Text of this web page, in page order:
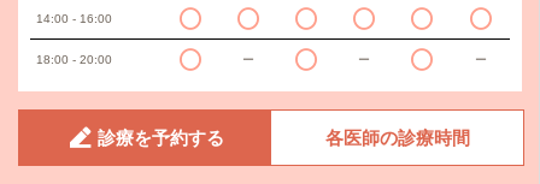
14:00 - 16:00
18:00 - 20:00 ー ー ー
診療を予約する 各医師の診療時間